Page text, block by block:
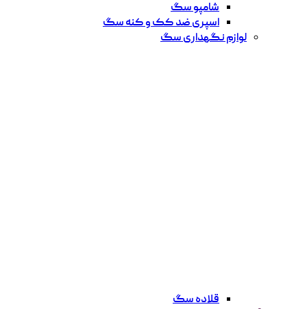
شامپو سگ
اسپری ضد کک و کنه سگ
لوازم نگهداری سگ
قلاده سگ